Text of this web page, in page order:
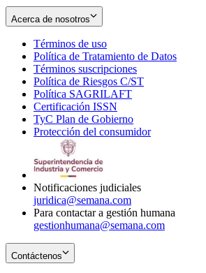
Acerca de nosotros
Términos de uso
in
new
window
Política de Tratamiento de Datos
Términos suscripciones
in
Política de Riesgos C/ST
Política SAGRILAFT
new
window
Certificación ISSN
in
new
TyC Plan de Gobierno
in
Protección del consumidorOpens
Notificaciones judiciales
juridica@semana.com
Para contactar a gestión humana
gestionhumana@semana.com
Contáctenos